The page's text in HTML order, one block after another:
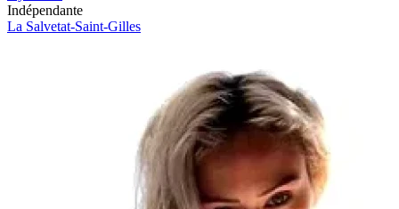
Indépendante
La Salvetat-Saint-Gilles